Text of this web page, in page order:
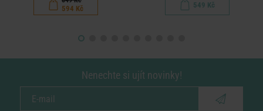
594 Kč 549 Kč
Nenechte si ujít novinky!